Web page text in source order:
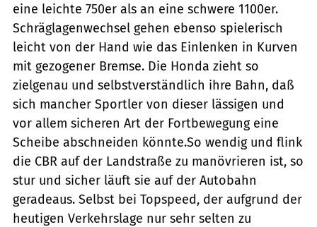
eine leichte 750er als an eine schwere 1100er.
Schräglagenwechsel gehen ebenso spielerisch
leicht von der Hand wie das Einlenken in Kurven
mit gezogener Bremse. Die Honda zieht so
zielgenau und selbstverständlich ihre Bahn, daß
sich mancher Sportler von dieser lässigen und
vor allem sicheren Art der Fortbewegung eine
Scheibe abschneiden könnte.So wendig und flink
die CBR auf der Landstraße zu manövrieren ist, so
stur und sicher läuft sie auf der Autobahn
geradeaus. Selbst bei Topspeed, der aufgrund der
heutigen Verkehrslage nur sehr selten zu